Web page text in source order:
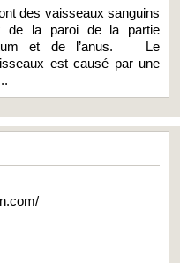
des vaisseaux sanguins
de la paroi de la partie
et de l’anus. Le
est causé par une